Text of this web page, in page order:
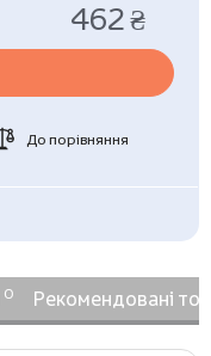
462 ₴
До порівняння
0 Рекомендовані